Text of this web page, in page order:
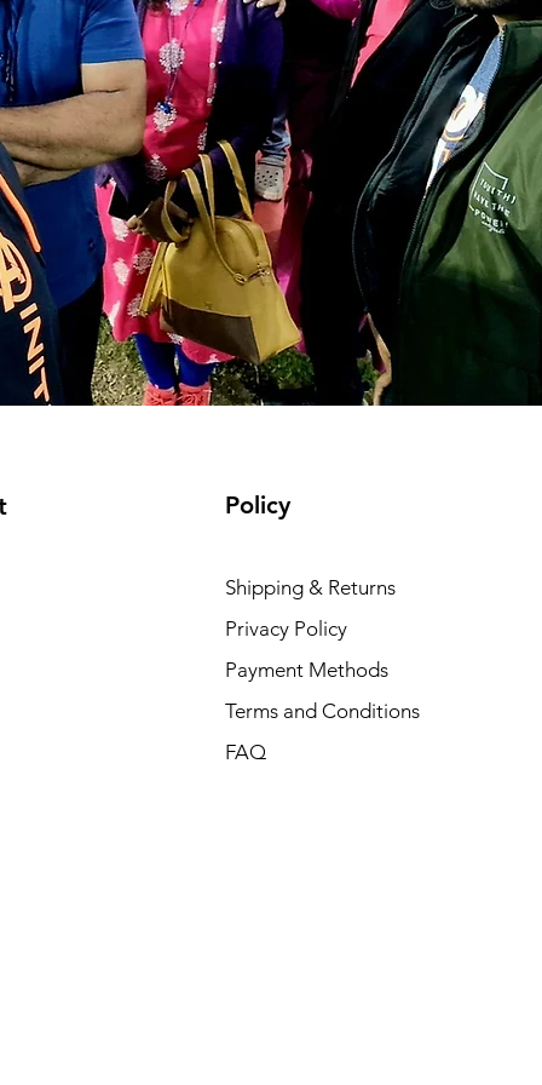
Policy
Shipping & Returns
Privacy Policy
Payment Methods
Terms and Conditions
FAQ